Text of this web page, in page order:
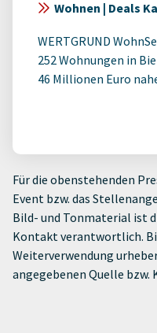
Wohnen | Deals
WERTGRUND
252 Wohnungen in
46 Millionen Euro
Für die obenstehenden
Event bzw. das
Bild- und Tonmaterial ist
Kontakt verantwortlich.
Weiterverwendung
angegebenen Quelle bzw.